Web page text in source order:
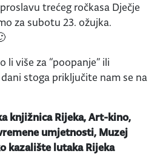
trećeg ročkasa Dječje
za subotu 23. ožujka.
li više za “poopanje” ili
stoga priključite nam se na
knjižnica Rijeka, Art-kino,
umjetnosti, Muzej
kazalište lutaka Rijeka